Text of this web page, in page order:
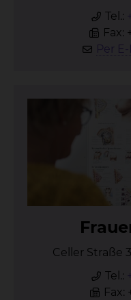
Tel.:
Fax:
Per
Celler Straße
Tel.:
Fax: